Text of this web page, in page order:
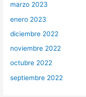
marzo 2023
enero 2023
diciembre 2022
noviembre 2022
octubre 2022
septiembre 2022